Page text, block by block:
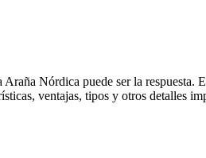
Nórdica puede ser la
ventajas, tipos y otros detalles